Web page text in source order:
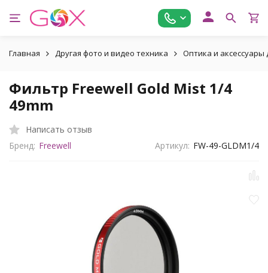
Главная Другая фото и видео техника Оптика и аксессуары
Фильтр Freewell Gold Mist 1/4
49mm
Написать отзыв
Бренд: Freewell Артикул: FW-49-GLDM1/4